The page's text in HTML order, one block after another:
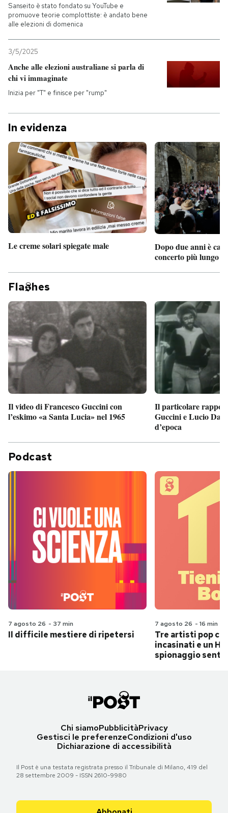
Sanseito è stato fondato su YouTube e
promuove teorie complottiste: è andato bene
alle elezioni di domenica
3/5/2025
Anche alle elezioni australiane si parla di
chi vi immaginate
Inizia per "T" e finisce per "rump"
In evidenza
Le creme solari spiegate male
Dopo due anni è
concerto più lungo
Fla hes
Il video di Francesco Guccini con
l’eskimo «a Santa Lucia» nel 1965
Il particolare
Guccini e Lucio
d’epoca
Podcast
7 agosto 26 - 37 min
Il difficile mestiere di ripetersi
7 agosto 26 - 16 min
Tre artisti pop
incasinati e un
spionaggio
Chi siamoPubblicitàPrivacy
Gestisci le preferenzeCondizioni d'uso
Dichiarazione di accessibilità
Il Post è una testata registrata presso il Tribunale di Milano, 419 del
28 settembre 2009 - ISSN 2610-9980